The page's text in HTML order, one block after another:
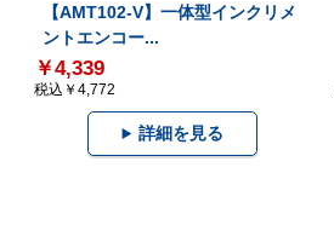
【AMT102-V】一体型インクリメ
ントエンコー...
￥4,339
税込￥4,772
詳細を見る